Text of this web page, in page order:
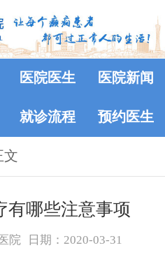
医院医生 医院新闻
就诊流程 预约医生
文
有哪些注意事项
院 日期：2020-03-31